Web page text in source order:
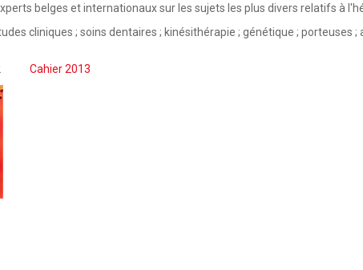
belges et internationaux sur les sujets les plus divers relatifs à
cliniques ; soins dentaires ; kinésithérapie ; génétique ; porteuses
Cahier 2013